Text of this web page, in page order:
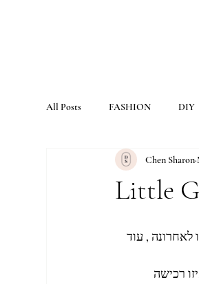
All Posts FASHION DIY
Little
Chen Sharon
לאחרונה , עוד
רכישה